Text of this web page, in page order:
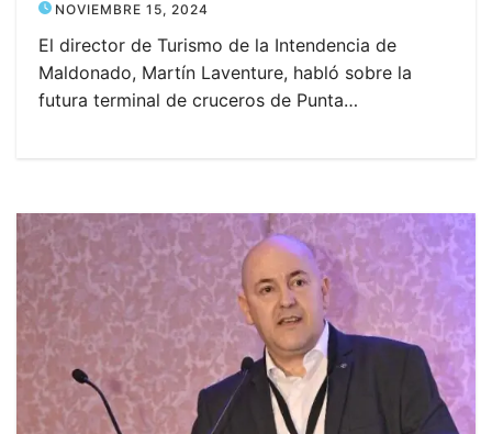
NOVIEMBRE 15, 2024
El director de Turismo de la Intendencia de
Maldonado, Martín Laventure, habló sobre la
futura terminal de cruceros de Punta…